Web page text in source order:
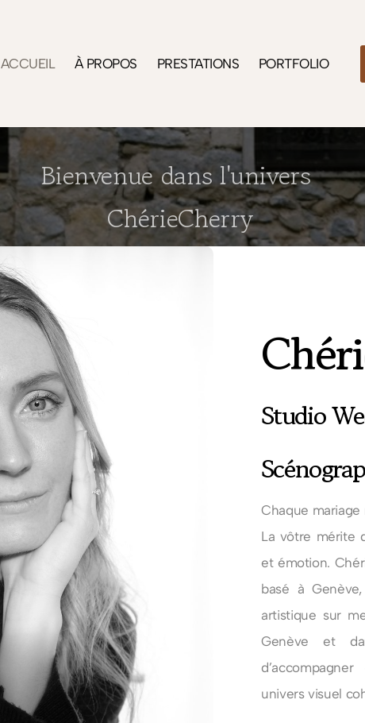
ACCUEIL À PROPOS PRESTATIONS PORTFOLIO
Bienvenue dans l'univers
ChérieCherry
Studio
Chaque
La vôtre mérite
et émotion.
basé à
artistique sur
Genève et
univers visuel